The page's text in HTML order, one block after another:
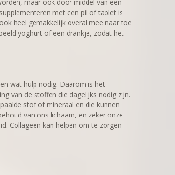
maar ook door middel van een
met een pil of tablet is
heel gemakkelijk overal mee naar toe
yoghurt of een drankje, zodat het
wat hulp nodig. Daarom is het
van de stoffen die dagelijks nodig zijn.
stof of mineraal en die kunnen
van ons lichaam, en zeker onze
Collageen kan helpen om te zorgen